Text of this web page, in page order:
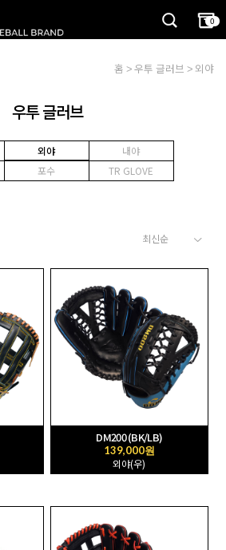
0
홈 우투 글러브 외야
우투 글러브
외야
내야
포수 TR GLOVE
DM200 (BK/LB)
139,000원
외야(우)